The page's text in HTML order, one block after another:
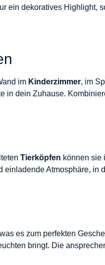
ein dekoratives Highlight,
im Kinderzimmer, im
in dein Zuhause.
Tierköpfen können sie
Atmosphäre, in
es zum perfekten
bringt. Die